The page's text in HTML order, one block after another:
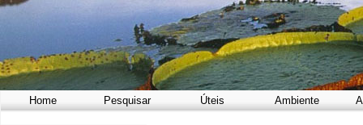
Home Pesquisar Úteis Ambiente